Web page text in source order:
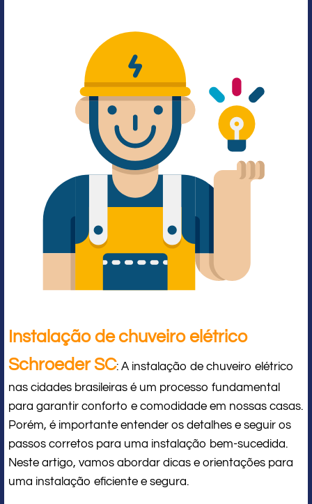
Instalação de chuveiro elétrico
Schroeder SC: A instalação de chuveiro elétrico
nas cidades brasileiras é um processo fundamental
para garantir conforto e comodidade em nossas casas.
Porém, é importante entender os detalhes e seguir os
passos corretos para uma instalação bem-sucedida.
Neste artigo, vamos abordar dicas e orientações para
uma instalação eficiente e segura.